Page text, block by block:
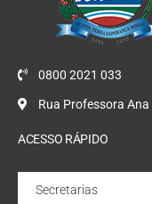
0800 2021 033
Rua Professora
ACESSO RÁPIDO
Secretarias